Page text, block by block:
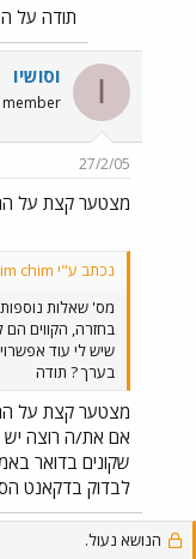
18:30 כל שעה.
תודה על
I IסושיI
member
27/2/05
מצטער קצת על
נכתב ע"י chim chim:
מס' שאלות נוספות
בחזרה, הקווים הם
שיש לי עוד
בערך ? תודה
מצטער קצת על
אם את/ה רוצה יש
שקונים בדואר
לבדוק בדקאנט
הנושא נעול.